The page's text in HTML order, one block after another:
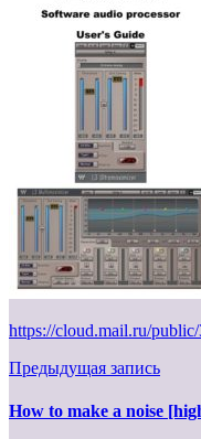
https://cloud.mail.ru/
Предыдущая запись
How to make a noise